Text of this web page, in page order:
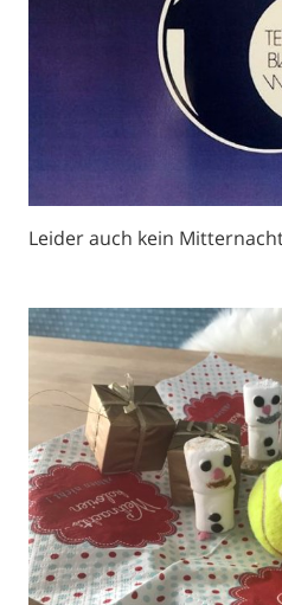
Leider auch kein